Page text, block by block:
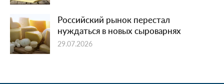
Российский рынок перестал
нуждаться в новых сыроварнях
29.07.2026